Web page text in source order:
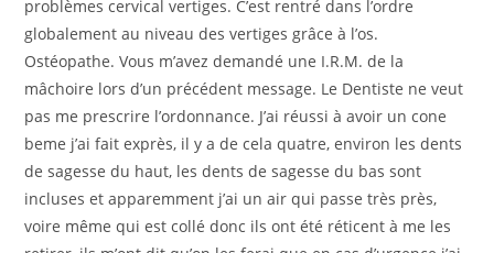
problèmes cervical vertiges. C’est rentré dans l’ordre
globalement au niveau des vertiges grâce à l’os.
Ostéopathe. Vous m’avez demandé une I.R.M. de la
mâchoire lors d’un précédent message. Le Dentiste ne veut
pas me prescrire l’ordonnance. J’ai réussi à avoir un cone
beme j’ai fait exprès, il y a de cela quatre, environ les dents
de sagesse du haut, les dents de sagesse du bas sont
incluses et apparemment j’ai un air qui passe très près,
voire même qui est collé donc ils ont été réticent à me les